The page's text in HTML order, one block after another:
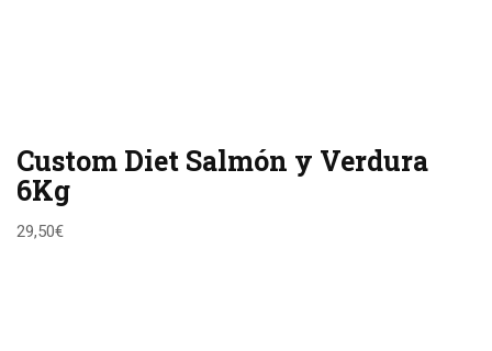
Custom Diet Salmón y Verdura
6Kg
29,50€